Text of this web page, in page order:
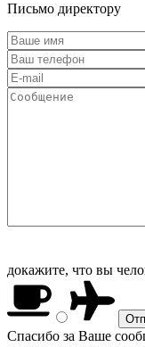
Письмо директору
докажите, что вы
Спасибо за Ваше